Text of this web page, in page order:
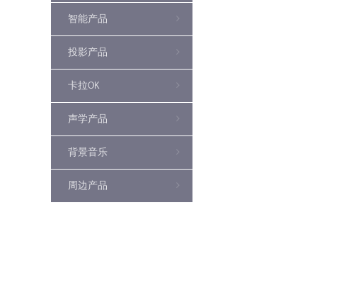
智能产品
投影产品
卡拉OK
声学产品
背景音乐
周边产品